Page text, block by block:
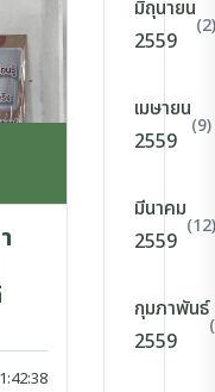
มิถุนายน
2559
(2)
เมษายน
2559
(9)
มีนาคม
2559
(12)
กุมภาพันธ์
2559